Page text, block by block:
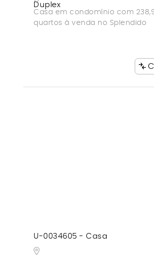
Duplex
Casa em condomínio com
quartos à venda no Splendido
U-0034605 - Casa